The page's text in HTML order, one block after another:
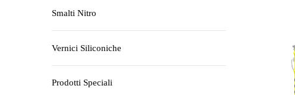
Smalti Nitro
Vernici Siliconiche
Prodotti Speciali